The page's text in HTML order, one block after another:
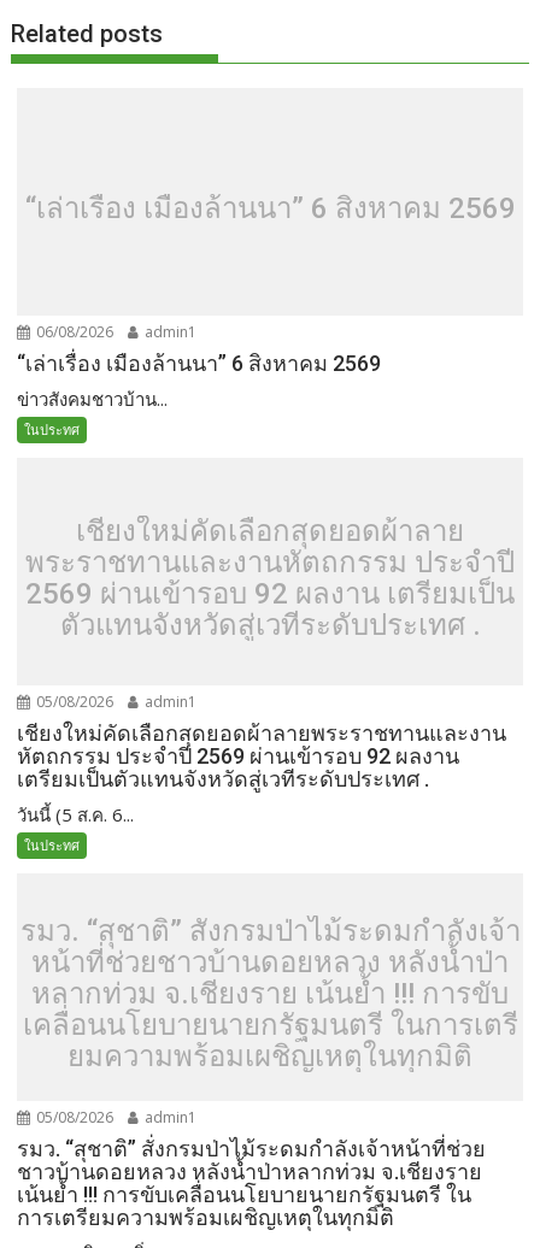
k k
Related posts
“เล่าเรื่อง เมืองล้านนา” 6 สิงหาคม 2569
06/08/2026 admin1
“เล่าเรื่อง เมืองล้านนา” 6 สิงหาคม 2569
ข่าวสังคมชาวบ้าน...
ในประทศ
เชียงใหม่คัดเลือกสุดยอดผ้าลาย
พระราชทานและงานหัตถกรรม ประจำปี
2569 ผ่านเข้ารอบ 92 ผลงาน เตรียมเป็น
ตัวแทนจังหวัดสู่เวทีระดับประเทศ .
05/08/2026 admin1
เชียงใหม่คัดเลือกสุดยอดผ้าลายพระราชทานและงาน
หัตถกรรม ประจำปี 2569 ผ่านเข้ารอบ 92 ผลงาน
เตรียมเป็นตัวแทนจังหวัดสู่เวทีระดับประเทศ .
วันนี้ (5 ส.ค. 6...
ในประทศ
รมว. “สุชาติ” สั่งกรมป่าไม้ระดมกำลังเจ้า
หน้าที่ช่วยชาวบ้านดอยหลวง หลังน้ำป่า
หลากท่วม จ.เชียงราย เน้นย้ำ !!! การขับ
เคลื่อนนโยบายนายกรัฐมนตรี ในการเตรี
ยมความพร้อมเผชิญเหตุในทุกมิติ
05/08/2026 admin1
รมว. “สุชาติ” สั่งกรมป่าไม้ระดมกำลังเจ้าหน้าที่ช่วย
ชาวบ้านดอยหลวง หลังน้ำป่าหลากท่วม จ.เชียงราย
เน้นย้ำ !!! การขับเคลื่อนนโยบายนายกรัฐมนตรี ใน
การเตรียมความพร้อมเผชิญเหตุในทุกมิติ